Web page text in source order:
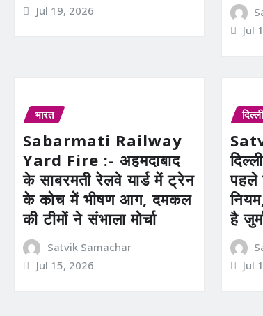
Jul 19, 2026
Jul
भारत
Sabarmati Railway
Yard Fire :- अहमदाबाद
के साबरमती रेलवे यार्ड में ट्रेन
के कोच में भीषण आग, दमकल
की टीमों ने संभाला मोर्चा
Satvik Samachar
Jul 15, 2026
दिल्ली
पहले
है
Jul